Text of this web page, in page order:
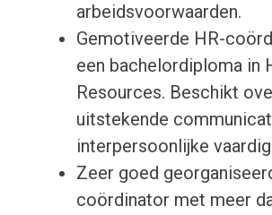
arbeidsvoorwaarden.
Gemotiveerde HR-
een bachelordiploma in
Resources. Beschikt
uitstekende
interpersoonlijke
Zeer goed
coördinator met meer